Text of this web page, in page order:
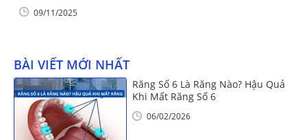
09/11/2025
BÀI VIẾT MỚI NHẤT
Răng Số 6 Là Răng Nào? Hậu Quả
Khi Mất Răng Số 6
06/02/2026